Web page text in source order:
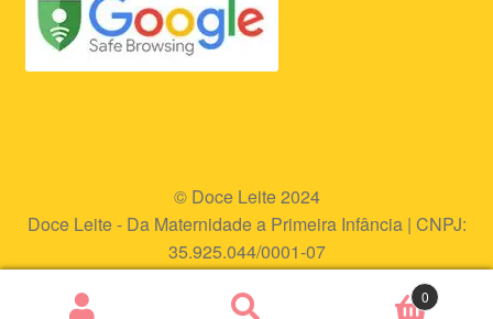
© Doce Leite 2024
Doce Leite - Da Maternidade a Primeira Infância | CNPJ:
35.925.044/0001-07
0